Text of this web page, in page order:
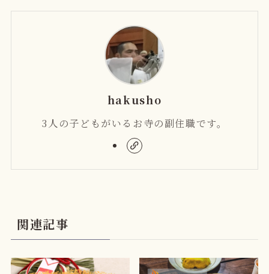
hakusho
3人の子どもがいるお寺の副住職です。
関連記事